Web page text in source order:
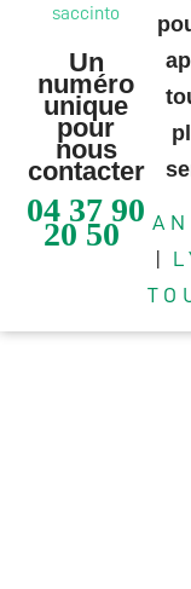
Un
numéro
unique
pour
nous
contacter
04 37 90
20 50